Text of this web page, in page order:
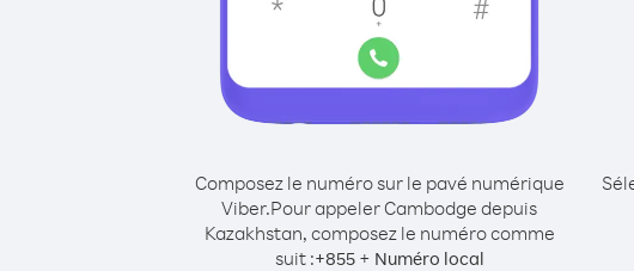
Composez le numéro sur le pavé numérique
Viber.Pour appeler Cambodge depuis
Kazakhstan, composez le numéro comme
suit :+855+ Numéro local